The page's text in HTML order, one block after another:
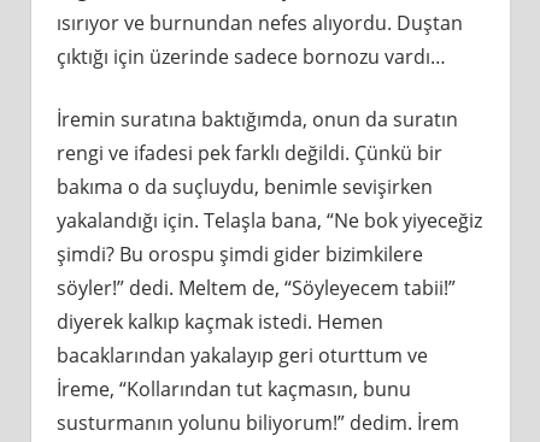
ısırıyor ve burnundan nefes alıyordu. Duştan
çıktığı için üzerinde sadece bornozu vardı…
İremin suratına baktığımda, onun da suratın
rengi ve ifadesi pek farklı değildi. Çünkü bir
bakıma o da suçluydu, benimle sevişirken
yakalandığı için. Telaşla bana, “Ne bok yiyeceğiz
şimdi? Bu orospu şimdi gider bizimkilere
söyler!” dedi. Meltem de, “Söyleyecem tabii!”
diyerek kalkıp kaçmak istedi. Hemen
bacaklarından yakalayıp geri oturttum ve
İreme, “Kollarından tut kaçmasın, bunu
susturmanın yolunu biliyorum!” dedim. İrem